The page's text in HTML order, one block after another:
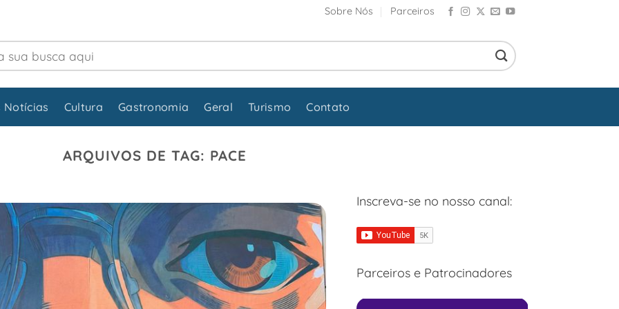
Sobre Nós Parceiros
Notícias Cultura Gastronomia Geral Turismo Contato
ARQUIVOS DE TAG: PACE
Inscreva-se no nosso canal:
Parceiros e Patrocinadores